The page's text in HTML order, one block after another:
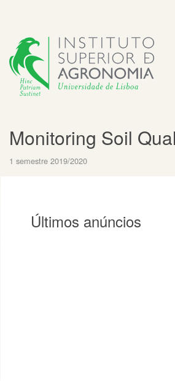
Monitoring Soil
1 semestre 2019/2020
Últimos anúncios